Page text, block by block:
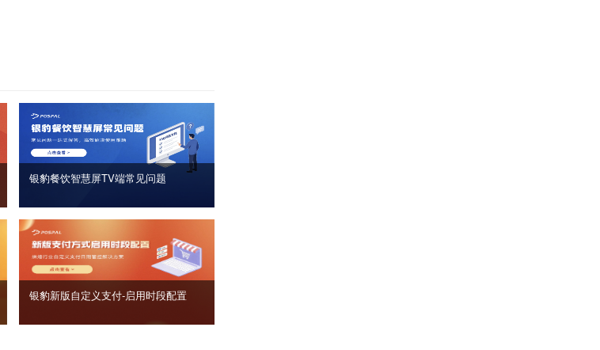
银豹餐饮智慧屏TV端常见问题
银豹新版自定义支付‑启用时段配置